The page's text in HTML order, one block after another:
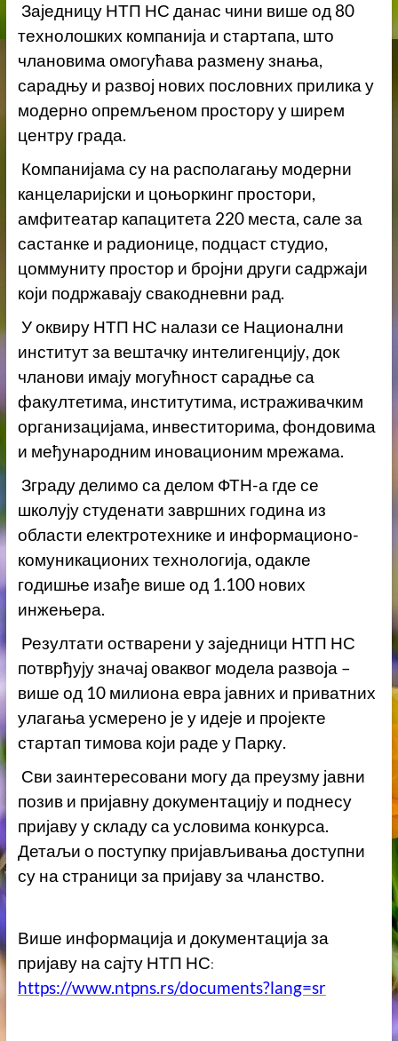
Заједницу НТП НС данас чини више од 80
технолошких компанија и стартапа, што
члановима омогућава размену знања,
сарадњу и развој нових пословних прилика у
модерно опремљеном простору у ширем
центру града.
Компанијама су на располагању модерни
канцеларијски и цоњоркинг простори,
амфитеатар капацитета 220 места, сале за
састанке и радионице, подцаст студио,
цоммунитy простор и бројни други садржаји
који подржавају свакодневни рад.
У оквиру НТП НС налази се Национални
институт за вештачку интелигенцију, док
чланови имају могућност сарадње са
факултетима, институтима, истраживачким
организацијама, инвеститорима, фондовима
и међународним иновационим мрежама.
Зграду делимо са делом ФТН-а где се
школују студенати завршних година из
области електротехнике и информационо-
комуникационих технологија, одакле
годишње изађе више од 1.100 нових
инжењера.
Резултати остварени у заједници НТП НС
потврђују значај оваквог модела развоја –
више од 10 милиона евра јавних и приватних
улагања усмерено је у идеје и пројекте
стартап тимова који раде у Парку.
Сви заинтересовани могу да преузму јавни
позив и пријавну документацију и поднесу
пријаву у складу са условима конкурса.
Детаљи о поступку пријављивања доступни
су на страници за пријаву за чланство.
Више информација и документација за
пријаву на сајту НТП НС:
https://www.ntpns.rs/documents?lang=sr